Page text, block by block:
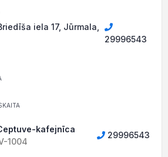
iela 17, Jūrmala,
29996543
kafejnīca
1004
29996543